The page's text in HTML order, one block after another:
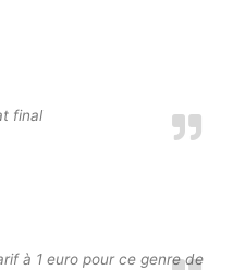
final
à 1 euro pour ce genre de